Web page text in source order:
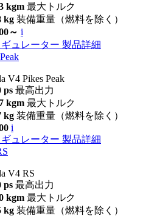
kgm 最大トルク
kg 装備重量（燃料を除く）
～ i
ュレーター 製品詳細
V4 Pikes Peak
ps 最高出力
kgm 最大トルク
kg 装備重量（燃料を除く）
i
ュレーター 製品詳細
V4 RS
ps 最高出力
kgm 最大トルク
kg 装備重量（燃料を除く）